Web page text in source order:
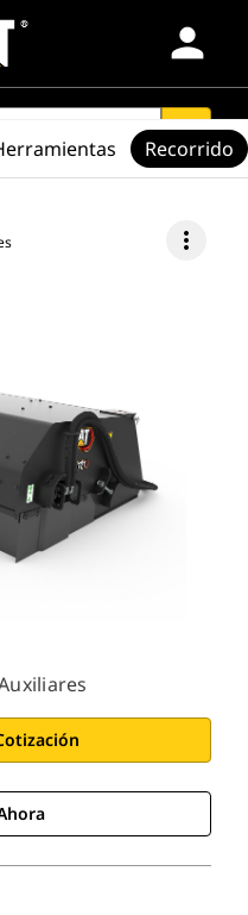
person
search
more_vert
Recorrido